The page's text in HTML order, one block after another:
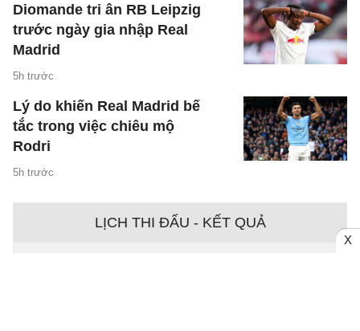
Diomande tri ân RB Leipzig
trước ngày gia nhập Real
Madrid
5h trước
Lý do khiến Real Madrid bế
tắc trong việc chiêu mộ
Rodri
5h trước
LỊCH THI ĐẤU - KẾT QUẢ
X